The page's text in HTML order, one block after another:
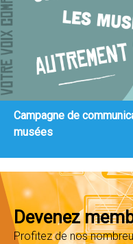
Campagne de
musées
Devenez
Profitez de nos